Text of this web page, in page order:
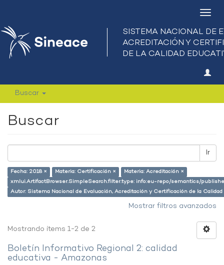
Buscar
Buscar
Ir
Fecha: 2018 × Materia: Certificación ×
Materia: Acreditación ×
xmlui.ArtifactBrowser.SimpleSearch.filter.type: info:eu-repo/semantics/
Autor: Sistema Nacional de Evaluación, Acreditación y Certificación de la
Mostrar filtros avanzados
Mostrando ítems 1-2 de 2
Boletín Informativo Regional 2: calidad
educativa - Amazonas